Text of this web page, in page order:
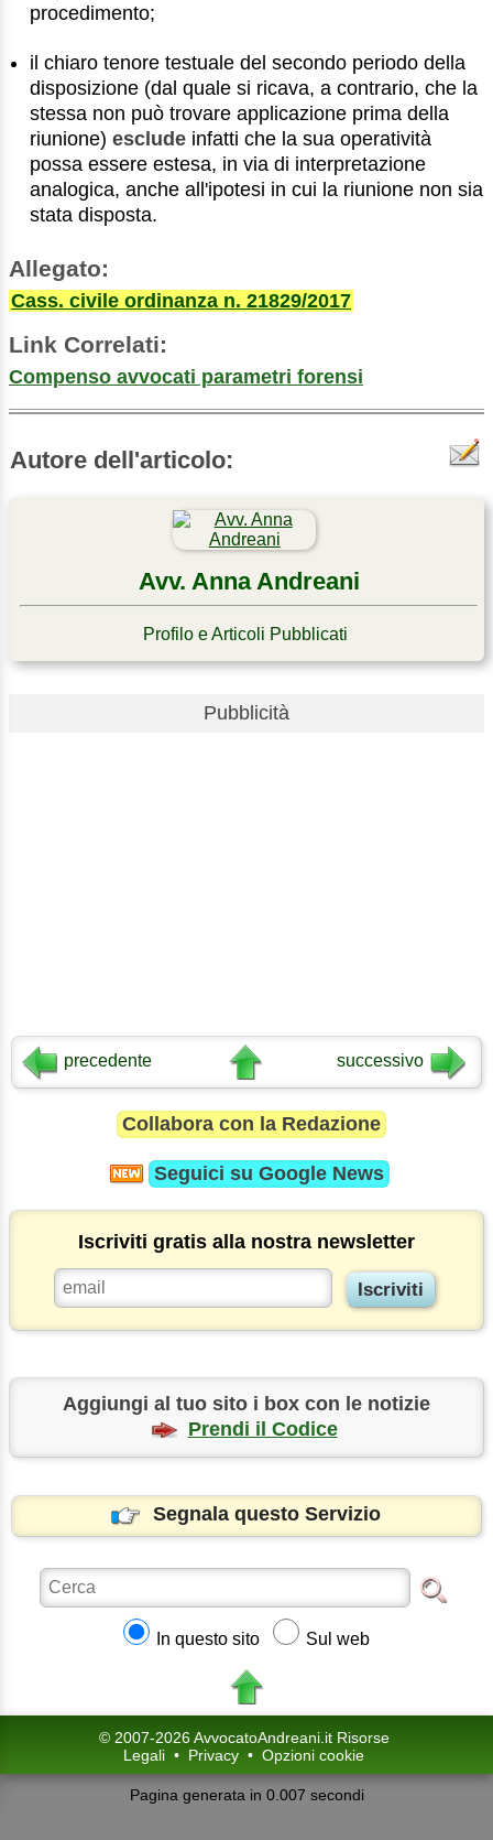
procedimento;
il chiaro tenore testuale del secondo periodo della
disposizione (dal quale si ricava, a contrario, che la
stessa non può trovare applicazione prima della
riunione)esclude infatti che la sua operatività
possa essere estesa, in via di interpretazione
analogica, anche all'ipotesi in cui la riunione non sia
stata disposta.
Allegato:
Cass. civile ordinanza n. 21829/2017
Link Correlati:
Compenso avvocati parametri forensi
Autore dell'articolo:
Avv. Anna Andreani
Profilo e Articoli Pubblicati
Pubblicità
precedente successivo
Collabora con la Redazione
Seguici su Google News
Iscriviti gratis alla nostra newsletter
Aggiungi al tuo sito i box con le notizie
Prendi il Codice
Segnala questo Servizio
In questo sito Sul web
© 2007-2026 AvvocatoAndreani.it Risorse
Legali • Privacy • Opzioni cookie
Pagina generata in 0.007 secondi